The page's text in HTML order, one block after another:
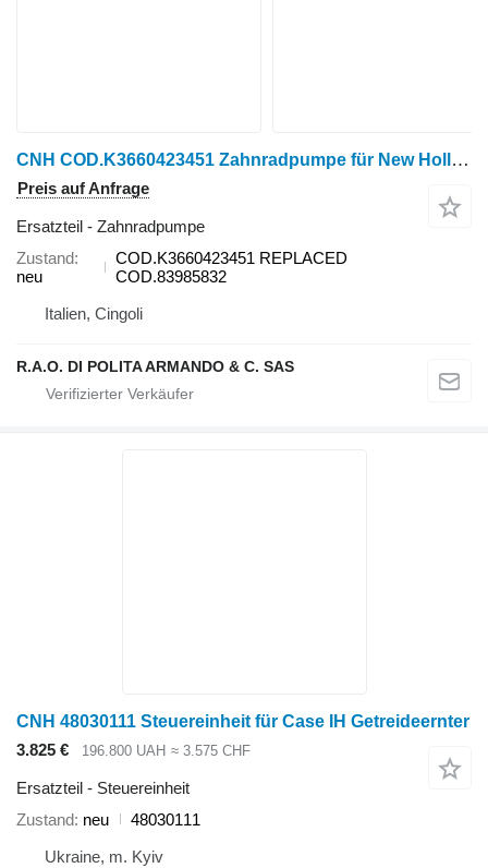
CNH COD.K3660423451 Zahnradpumpe für New Holland Radtraktor
Preis auf Anfrage
Ersatzteil - Zahnradpumpe
Zustand
neu
COD.K3660423451 REPLACED
COD.83985832
Italien, Cingoli
R.A.O. DI POLITA ARMANDO & C. SAS
CNH 48030111 Steuereinheit für Case IH Getreideernter
3.825 €
196.800 UAH ≈ 3.575 CHF
Ersatzteil - Steuereinheit
Zustand neu
48030111
Ukraine, m. Kyiv